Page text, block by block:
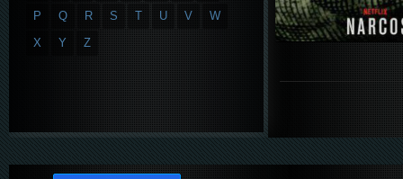
P
Q R S T U V
W
X
Y Z